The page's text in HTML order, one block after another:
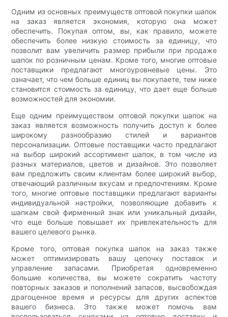
Одним из основных преимуществ оптовой покупки шапок
на заказ является экономия, которую она может
обеспечить. Покупая оптом, вы, как правило, можете
обеспечить более низкую стоимость за единицу, что
позволит вам увеличить размер прибыли при продаже
шапок по розничным ценам. Кроме того, многие оптовые
поставщики предлагают многоуровневые цены. Это
означает, что чем больше единиц вы покупаете, тем ниже
становится стоимость за единицу, что дает еще больше
возможностей для экономии.
Еще одним преимуществом оптовой покупки шапок на
заказ является возможность получить доступ к более
широкому разнообразию стилей и вариантов
персонализации. Оптовые поставщики часто предлагают
на выбор широкий ассортимент шапок, в том числе из
разных материалов, цветов и дизайнов. Это позволяет
вам предложить своим клиентам более широкий выбор,
отвечающий различным вкусам и предпочтениям. Кроме
того, многие оптовые поставщики предлагают варианты
индивидуальной настройки, позволяющие добавить к
шапкам свой фирменный знак или уникальный дизайн,
что еще больше повышает их привлекательность для
вашего целевого рынка.
Кроме того, оптовая покупка шапок на заказ также
может оптимизировать вашу цепочку поставок и
управление запасами. Приобретая одновременно
большие количества, вы можете сократить частоту
повторных заказов и пополнений запасов, высвобождая
драгоценное время и ресурсы для других аспектов
вашего бизнеса. Это также может помочь вам